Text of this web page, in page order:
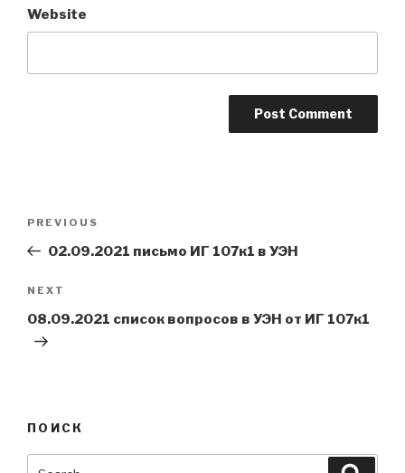
Website
Previous
Post
PREVIOUS
02.09.2021 письмо ИГ 107к1 в УЭН
Next
Post
NEXT
08.09.2021 список вопросов в УЭН от ИГ 107к1
ПОИСК